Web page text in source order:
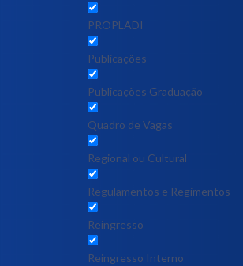
PROPLADI
Publicações
Publicações Graduação
Quadro de Vagas
Regional ou Cultural
Regulamentos e Regimentos
Reingresso
Reingresso Interno